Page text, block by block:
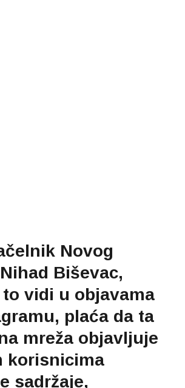
Novog
Biševac,
to vidi u objavama
plaća da ta
mreža objavljuje
korisnicima
sadržaje,